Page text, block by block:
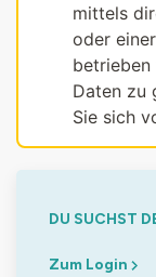
mittels
oder
betrieben
Daten zu
Sie sich
DU SUCHST
Zum Login